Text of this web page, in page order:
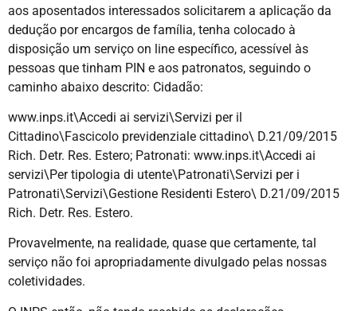
aos aposentados interessados solicitarem a aplicação da
dedução por encargos de família, tenha colocado à
disposição um serviço on line específico, acessível às
pessoas que tinham PIN e aos patronatos, seguindo o
caminho abaixo descrito: Cidadão:
www.inps.it\Accedi ai servizi\Servizi per il
Cittadino\Fascicolo previdenziale cittadino\ D.21/09/2015
Rich. Detr. Res. Estero; Patronati: www.inps.it\Accedi ai
servizi\Per tipologia di utente\Patronati\Servizi per i
Patronati\Servizi\Gestione Residenti Estero\ D.21/09/2015
Rich. Detr. Res. Estero.
Provavelmente, na realidade, quase que certamente, tal
serviço não foi apropriadamente divulgado pelas nossas
coletividades.